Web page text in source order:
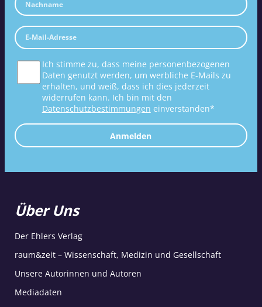
Ich stimme zu, dass meine personenbezogenen
Daten genutzt werden, um werbliche E-Mails zu
erhalten, und weiß, dass ich dies jederzeit
widerrufen kann. Ich bin mit den
Datenschutzbestimmungen einverstanden*
Anmelden
Über Uns
Der Ehlers Verlag
raum&zeit – Wissenschaft, Medizin und Gesellschaft
Unsere Autorinnen und Autoren
Mediadaten